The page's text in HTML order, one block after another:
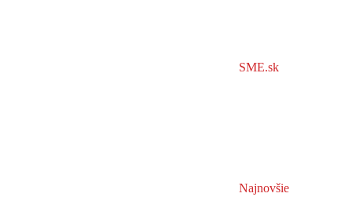
SME.sk
Najnovšie